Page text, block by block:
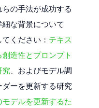
の手法が成功する
な背景について
ください： テキス
造性とプロンプト
究、およびモデル調
ーを更新する研究
デルを更新するた